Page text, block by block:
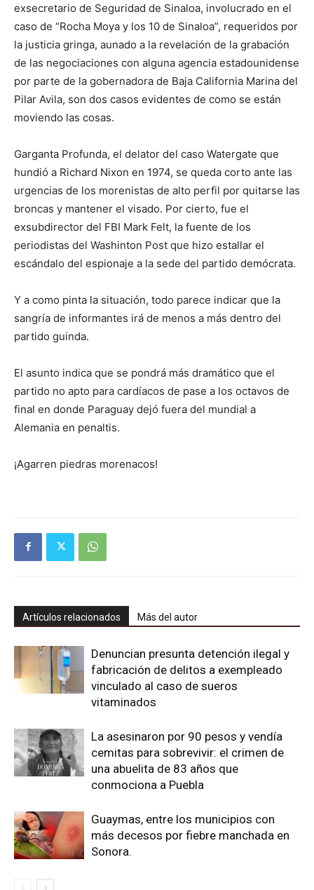
exsecretario de Seguridad de Sinaloa, involucrado en el
caso de “Rocha Moya y los 10 de Sinaloa”, requeridos por
la justicia gringa, aunado a la revelación de la grabación
de las negociaciones con alguna agencia estadounidense
por parte de la gobernadora de Baja California Marina del
Pilar Avila, son dos casos evidentes de como se están
moviendo las cosas.
Garganta Profunda, el delator del caso Watergate que
hundió a Richard Nixon en 1974, se queda corto ante las
urgencias de los morenistas de alto perfil por quitarse las
broncas y mantener el visado. Por cierto, fue el
exsubdirector del FBI Mark Felt, la fuente de los
periodistas del Washinton Post que hizo estallar el
escándalo del espionaje a la sede del partido demócrata.
Y a como pinta la situación, todo parece indicar que la
sangría de informantes irá de menos a más dentro del
partido guinda.
El asunto indica que se pondrá más dramático que el
partido no apto para cardíacos de pase a los octavos de
final en donde Paraguay dejó fuera del mundial a
Alemania en penaltis.
¡Agarren piedras morenacos!
Artículos relacionados Más del autor
Denuncian presunta detención ilegal y
fabricación de delitos a exempleado
vinculado al caso de sueros
vitaminados
La asesinaron por 90 pesos y vendía
cemitas para sobrevivir: el crimen de
una abuelita de 83 años que
conmociona a Puebla
Guaymas, entre los municipios con
más decesos por fiebre manchada en
Sonora.